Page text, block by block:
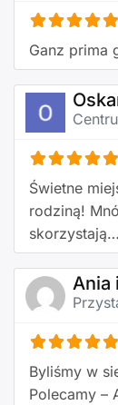
Ganz prima
Świetne
rodziną!
skorzystają…
Ania
Byliśmy w
Polecamy –